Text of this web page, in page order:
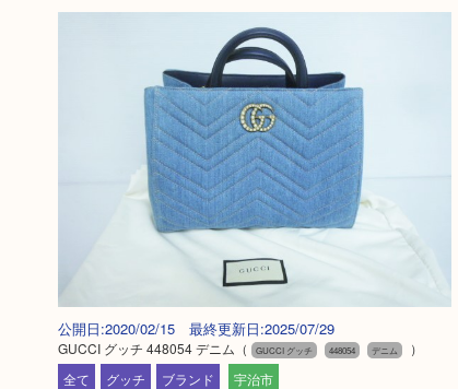
公開日:2020/02/15 最終更新日:2025/07/29
GUCCI グッチ 448054 デニム （ GUCCI グッチ 448054 デニム
）
全て
グッチ ブランド
宇治市